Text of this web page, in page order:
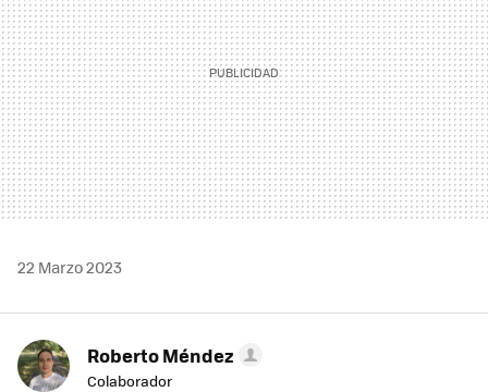
22 Marzo 2023
Roberto Méndez
Colaborador